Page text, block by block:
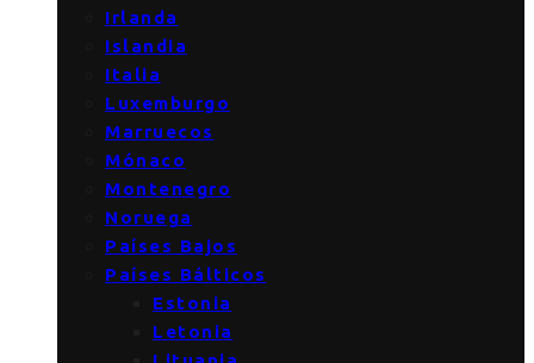
Irlanda
Islandia
Italia
Luxemburgo
Marruecos
Mónaco
Montenegro
Noruega
Países Bajos
Países Bálticos
Estonia
Letonia